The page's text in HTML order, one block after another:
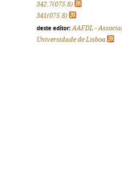
342.7(075.8)
341(075.8)
deste editor: AAFDL -
Universidade de Lisboa